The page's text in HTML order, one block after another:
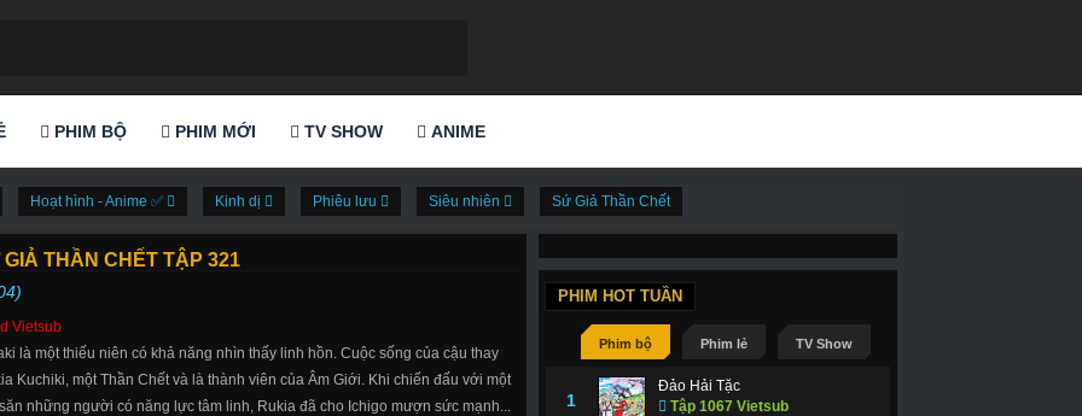
PHIM BỘ PHIM MỚI TV SHOW ANIME
Hoạt hình - Anime ✅ Kinh dị Phiêu lưu Siêu nhiên Sứ Giả Thần Chết
THẦN CHẾT TẬP 321
Vietsub
là một thiếu niên có khả năng nhìn thấy linh hồn. Cuộc sống của cậu thay
Kuchiki, một Thần Chết và là thành viên của Âm Giới. Khi chiến đấu với một
những người có năng lực tâm linh, Rukia đã cho Ichigo mượn sức mạnh...
PHIM HOT TUẦN
Phim bộ Phim lẻ TV Show
1
Đảo Hải Tặc
Tập 1067 Vietsub